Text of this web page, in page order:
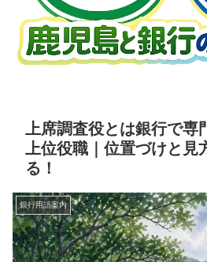
上席調査役とは銀行で専
上位役職｜位置づけと見
る！
銀行用語案内